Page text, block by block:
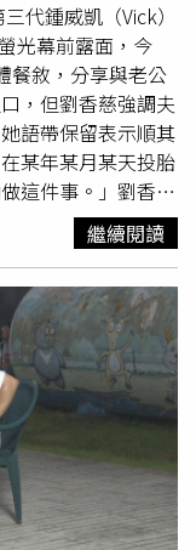
代鍾威凱（Vick）
光幕前露面，今
餐敘，分享與老公
，但劉香慈強調夫
語帶保留表示順其
某年某月某天投胎
這件事。」劉香慈
民視提供）劉香慈
檔前往大甲「忠義
錯誤，導致肌肉沾
做20多個伏地挺
療改善，她更忍痛
慈最難忍的懲罰是
掉，但教練說要抓
青少年都跳到抽
長達2年都在進修
更加放鬆，也影響
最原始的情緒，我
，教養方式變的不
繼續閱讀